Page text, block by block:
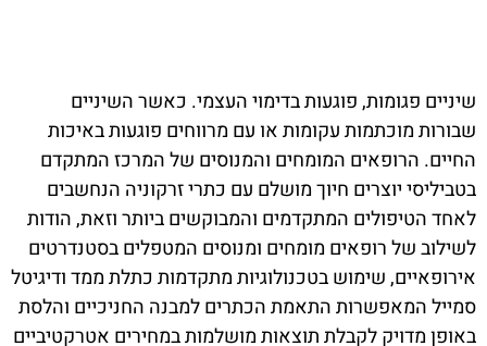
שיניים פגומות, פוגעות בדימוי העצמי. כאשר השיניים
שבורות מוכתמות עקומות או עם מרווחים פוגעות באיכות
החיים. הרופאים המומחים והמנוסים של המרכז המתקדם
בטביליסי יוצרים חיוך מושלם עם כתרי זרקוניה הנחשבים
לאחד הטיפולים המתקדמים והמבוקשים ביותר וזאת, הודות
לשילוב של רופאים מומחים ומנוסים המטפלים בסטנדרטים
אירופאיים, שימוש בטכנולוגיות מתקדמות כתלת ממד ודיגיטל
סמייל המאפשרות התאמת הכתרים למבנה החניכיים והלסת
באופן מדויק לקבלת תוצאות מושלמות במחירים אטרקטיביים